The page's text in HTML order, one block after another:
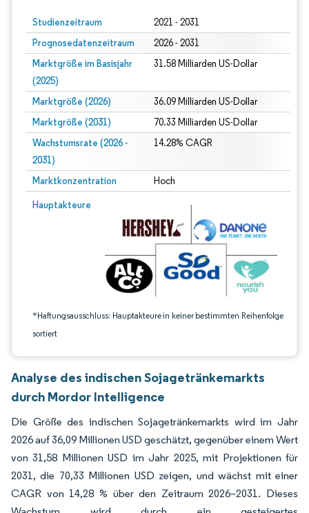
Studienzeitraum 2021 - 2031
Prognosedatenzeitraum 2026 - 2031
Marktgröße im Basisjahr
(2025)
31.58 Milliarden US-Dollar
Marktgröße (2026) 36.09 Milliarden US-Dollar
Marktgröße (2031) 70.33 Milliarden US-Dollar
Wachstumsrate (2026 -
2031)
14.28% CAGR
Marktkonzentration Hoch
Hauptakteure
*Haftungsausschluss: Hauptakteure in keiner bestimmten Reihenfolge
sortiert
Bild © Mordor Intelligence. Wiederverwendung erfordert Namensnennung
Analyse des indischen Sojagetränkemarkts
durch Mordor Intelligence
Die Größe des indischen Sojagetränkemarkts wird im Jahr
2026 auf 36,09 Millionen USD geschätzt, gegenüber einem Wert
von 31,58 Millionen USD im Jahr 2025, mit Projektionen für
2031, die 70,33 Millionen USD zeigen, und wächst mit einer
CAGR von 14,28 % über den Zeitraum 2026–2031. Dieses